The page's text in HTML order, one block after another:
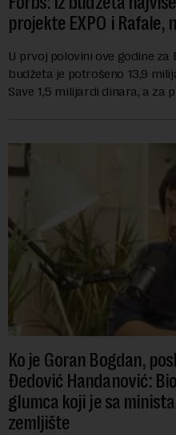
projekte EXPO i Rafale,
U prvoj polovini ove godine
budžeta je potrošeno 13,9
Save 1,5 milijardi dinara, a za
Ko je Goran Bogdan,
Đedović Handanović:
glumca koji je sa
zemljište